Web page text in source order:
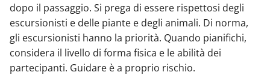
dopo il passaggio. Si prega di essere rispettosi degli
escursionisti e delle piante e degli animali. Di norma,
gli escursionisti hanno la priorità. Quando pianifichi,
considera il livello di forma fisica e le abilità dei
partecipanti. Guidare è a proprio rischio.